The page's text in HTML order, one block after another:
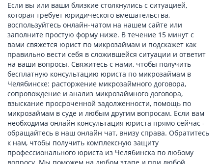
Если вы или ваши близкие столкнулись c ситуацией,
которая требует юридического вмешательства,
воспользуйтесь онлайн-чатом на нашем сайте или
заполните простую форму ниже. В течение 15 минут с
вами свяжется юрист по микрозаймам и подскажет как
правильно вести себя в сложившейся ситуации и ответит
на ваши вопросы. Свяжитесь с нами, чтобы получить
бесплатную консультацию юриста по микрозаймам в
Челябинске: расторжение микрозаймного договора,
сопровождение и анализ микрозаймного договора,
взыскание просроченной задолженности, помощь по
микрозаймам в суде и любым другим вопросам. Если вам
необходима онлайн консультация юриста прямо сейчас -
обращайтесь в наш онлайн чат, внизу справа. Обратитесь
к нам, чтобы получить комплексную защиту
профессионального юриста из Челябинска по любому